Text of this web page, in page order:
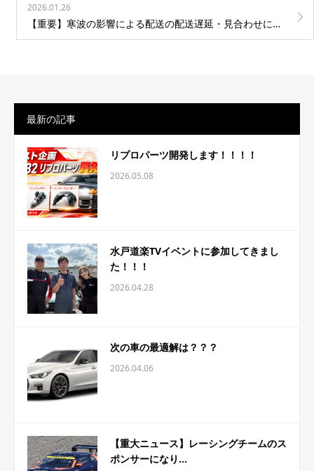
2026.01.26
【重要】寒波の影響による配送の配送遅延・見合わせについて
最新の記事
リプロパーツ開発します！！！！
2026.05.08
水戸道楽TVイベントに参加してきまし
た！！！
2026.04.28
次の車の最適解は？？？
2026.04.06
【重大ニュース】レーシングチームのス
ポンサーになり...